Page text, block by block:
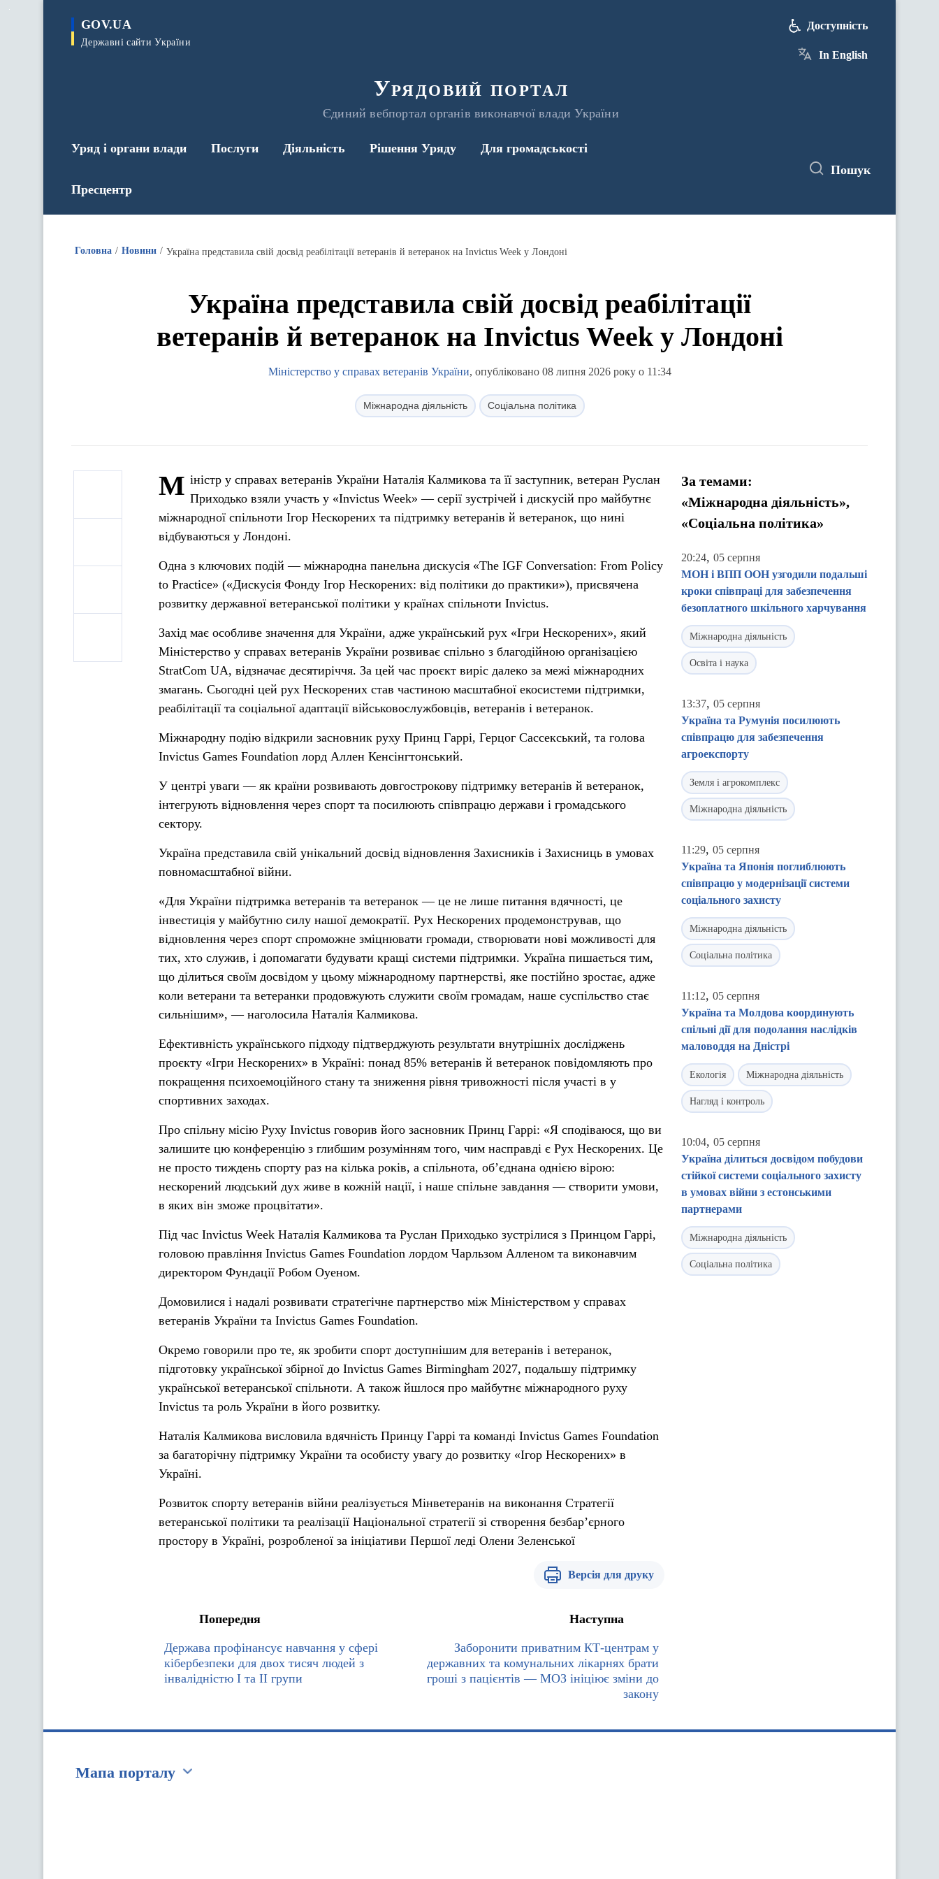
GOV.UA
Державні сайти України
Урядовий портал
Єдиний вебпортал органів виконавчої влади України
Доступність
In English
Уряд і органи влади Послуги Діяльність Рішення Уряду Для громадськості
Пресцентр
Пошук
Головна Новини Україна представила свій досвід реабілітації ветеранів й ветеранок на Invictus Week у Лондоні
Україна представила свій досвід реабілітації
ветеранів й ветеранок на Invictus Week у Лондоні
Міністерство у справах ветеранів України, опубліковано 08 липня 2026 року о 11:34
Міжнародна діяльність Соціальна політика
М іністр у справах ветеранів України Наталія Калмикова та її заступник, ветеран Руслан
Приходько взяли участь у «Invictus Week» — серії зустрічей і дискусій про майбутнє
міжнародної спільноти Ігор Нескорених та підтримку ветеранів й ветеранок, що нині
відбуваються у Лондоні.
Одна з ключових подій — міжнародна панельна дискусія «The IGF Conversation: From Policy
to Practice» («Дискусія Фонду Ігор Нескорених: від політики до практики»), присвячена
розвитку державної ветеранської політики у країнах спільноти Invictus.
Захід має особливе значення для України, адже український рух «Ігри Нескорених», який
Міністерство у справах ветеранів України розвиває спільно з благодійною організацією
StratCom UA, відзначає десятиріччя. За цей час проєкт виріс далеко за межі міжнародних
змагань. Сьогодні цей рух Нескорених став частиною масштабної екосистеми підтримки,
реабілітації та соціальної адаптації військовослужбовців, ветеранів і ветеранок.
Міжнародну подію відкрили засновник руху Принц Гаррі, Герцог Сассекський, та голова
Invictus Games Foundation лорд Аллен Кенсінгтонський.
У центрі уваги — як країни розвивають довгострокову підтримку ветеранів й ветеранок,
інтегрують відновлення через спорт та посилюють співпрацю держави і громадського
сектору.
Україна представила свій унікальний досвід відновлення Захисників і Захисниць в умовах
повномасштабної війни.
«Для України підтримка ветеранів та ветеранок — це не лише питання вдячності, це
інвестиція у майбутню силу нашої демократії. Рух Нескорених продемонстрував, що
відновлення через спорт спроможне зміцнювати громади, створювати нові можливості для
тих, хто служив, і допомагати будувати кращі системи підтримки. Україна пишається тим,
що ділиться своїм досвідом у цьому міжнародному партнерстві, яке постійно зростає, адже
коли ветерани та ветеранки продовжують служити своїм громадам, наше суспільство стає
сильнішим», — наголосила Наталія Калмикова.
Ефективність українського підходу підтверджують результати внутрішніх досліджень
проєкту «Ігри Нескорених» в Україні: понад 85% ветеранів й ветеранок повідомляють про
покращення психоемоційного стану та зниження рівня тривожності після участі в у
спортивних заходах.
Про спільну місію Руху Invictus говорив його засновник Принц Гаррі: «Я сподіваюся, що ви
залишите цю конференцію з глибшим розумінням того, чим насправді є Рух Нескорених. Це
не просто тиждень спорту раз на кілька років, а спільнота, об’єднана однією вірою:
нескорений людський дух живе в кожній нації, і наше спільне завдання — створити умови,
в яких він зможе процвітати».
Під час Invictus Week Наталія Калмикова та Руслан Приходько зустрілися з Принцом Гаррі,
головою правління Invictus Games Foundation лордом Чарльзом Алленом та виконавчим
директором Фундації Робом Оуеном.
Домовилися і надалі розвивати стратегічне партнерство між Міністерством у справах
ветеранів України та Invictus Games Foundation.
Окремо говорили про те, як зробити спорт доступнішим для ветеранів і ветеранок,
підготовку української збірної до Invictus Games Birmingham 2027, подальшу підтримку
української ветеранської спільноти. А також йшлося про майбутнє міжнародного руху
Invictus та роль України в його розвитку.
Наталія Калмикова висловила вдячність Принцу Гаррі та команді Invictus Games Foundation
за багаторічну підтримку України та особисту увагу до розвитку «Ігор Нескорених» в
Україні.
Розвиток спорту ветеранів війни реалізується Мінветеранів на виконання Стратегії
ветеранської політики та реалізації Національної стратегії зі створення безбарʼєрного
простору в Україні, розробленої за ініціативи Першої леді Олени Зеленської
Версія для друку
Попередня
Держава профінансує навчання у сфері
кібербезпеки для двох тисяч людей з
інвалідністю I та II групи
Наступна
Заборонити приватним КТ-центрам у
державних та комунальних лікарнях брати
гроші з пацієнтів — МОЗ ініціює зміни до
закону
За темами:
«Міжнародна діяльність»,
«Соціальна політика»
20:24, 05 серпня
МОН і ВПП ООН узгодили подальші
кроки співпраці для забезпечення
безоплатного шкільного харчування
Міжнародна діяльність
Освіта і наука
13:37, 05 серпня
Україна та Румунія посилюють
співпрацю для забезпечення
агроекспорту
Земля і агрокомплекс
Міжнародна діяльність
11:29, 05 серпня
Україна та Японія поглиблюють
співпрацю у модернізації системи
соціального захисту
Міжнародна діяльність
Соціальна політика
11:12, 05 серпня
Україна та Молдова координують
спільні дії для подолання наслідків
маловоддя на Дністрі
Екологія Міжнародна діяльність
Нагляд і контроль
10:04, 05 серпня
Україна ділиться досвідом побудови
стійкої системи соціального захисту
в умовах війни з естонськими
партнерами
Міжнародна діяльність
Соціальна політика
Мапа порталу